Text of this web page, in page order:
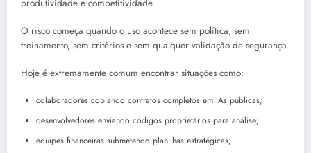
produtividade e competitividade.
O risco começa quando o uso acontece sem política, sem
treinamento, sem critérios e sem qualquer validação de segurança.
Hoje é extremamente comum encontrar situações como:
colaboradores copiando contratos completos em IAs públicas;
desenvolvedores enviando códigos proprietários para análise;
equipes financeiras submetendo planilhas estratégicas;